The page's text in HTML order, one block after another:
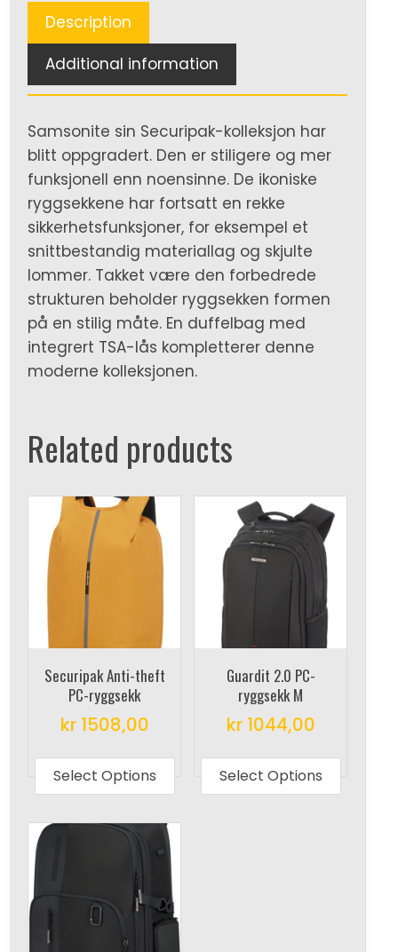
Description
Additional information
Samsonite sin Securipak-kolleksjon har
blitt oppgradert. Den er stiligere og mer
funksjonell enn noensinne. De ikoniske
ryggsekkene har fortsatt en rekke
sikkerhetsfunksjoner, for eksempel et
snittbestandig materiallag og skjulte
lommer. Takket være den forbedrede
strukturen beholder ryggsekken formen
på en stilig måte. En duffelbag med
integrert TSA-lås kompletterer denne
moderne kolleksjonen.
Related products
Securipak Anti-theft
PC-ryggsekk
kr1508,00
Select Options
product
has
multiple
may
be
Guardit 2.0 PC-
ryggsekk M
kr1044,00
Select Options
has